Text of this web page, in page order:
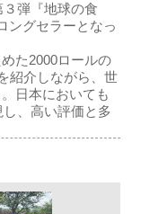
弾『地球の食
ングセラーとなっ
た2000ロールの
紹介しながら、世
日本においても
、高い評価と多